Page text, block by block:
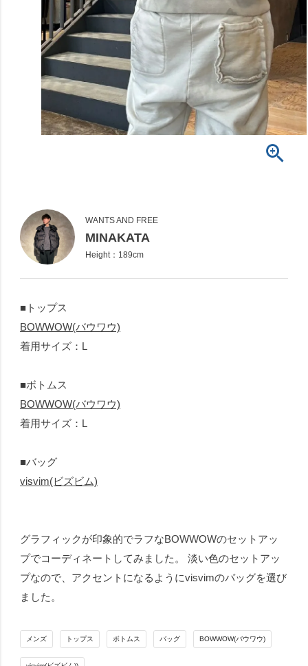
WANTS AND FREE
MINAKATA
Height：189cm
■トップス
BOWWOW(バウワウ)
着用サイズ：L
■ボトムス
BOWWOW(バウワウ)
着用サイズ：L
■バッグ
visvim(ビズビム)
グラフィックが印象的でラフなBOWWOWのセットアッ
プでコーディネートしてみました。 淡い色のセットアッ
プなので、アクセントになるようにvisvimのバッグを選び
ました。
メンズ トップス ボトムス バッグ BOWWOW(バウワウ)